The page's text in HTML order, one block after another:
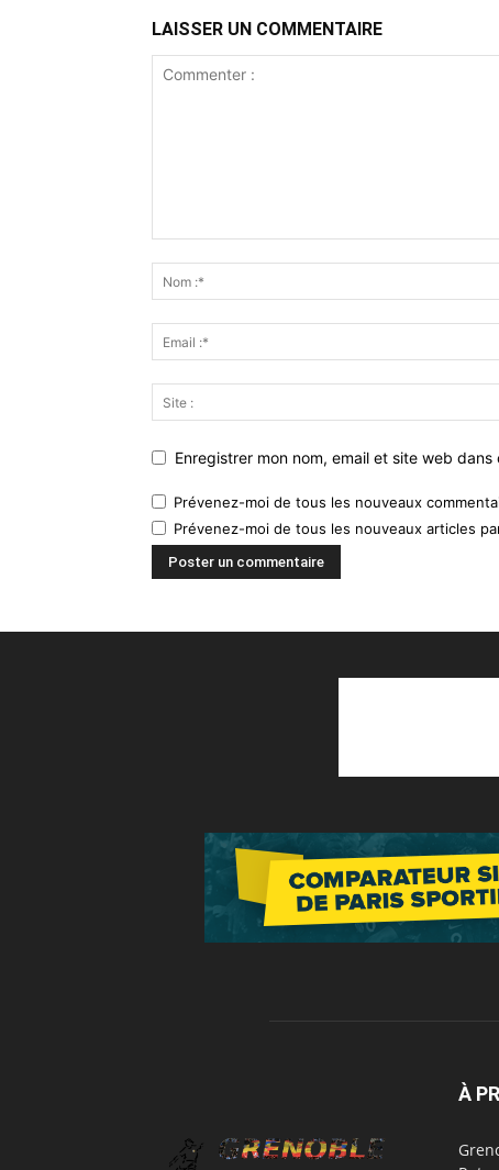
LAISSER UN COMMENTAIRE
Enregistrer mon nom, email et site web
Prévenez-moi de tous les nouveaux
Prévenez-moi de tous les nouveaux articles
À